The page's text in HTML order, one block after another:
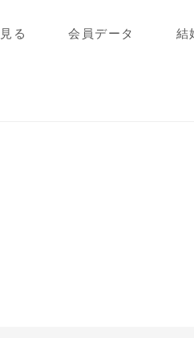
る 会員データ 結